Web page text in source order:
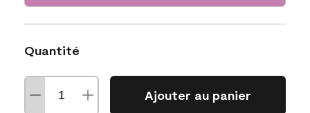
Quantité
Ajouter au panier